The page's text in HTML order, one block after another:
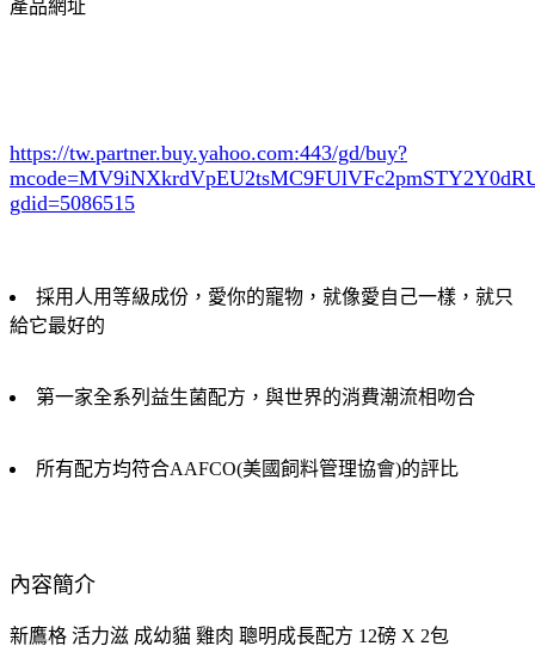
產品網址
https://tw.partner.buy.yahoo.com:443/gd/buy?
gdid=5086515
採用人用等級成份，愛你的寵物，就像愛自己一樣，就只
給它最好的
第一家全系列益生菌配方，與世界的消費潮流相吻合
所有配方均符合AAFCO(美國飼料管理協會)的評比
內容簡介
新鷹格 活力滋 成幼貓 雞肉 聰明成長配方 12磅 X 2包